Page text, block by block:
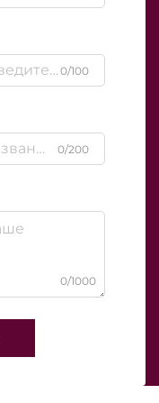
0/100
0/200
0/1000